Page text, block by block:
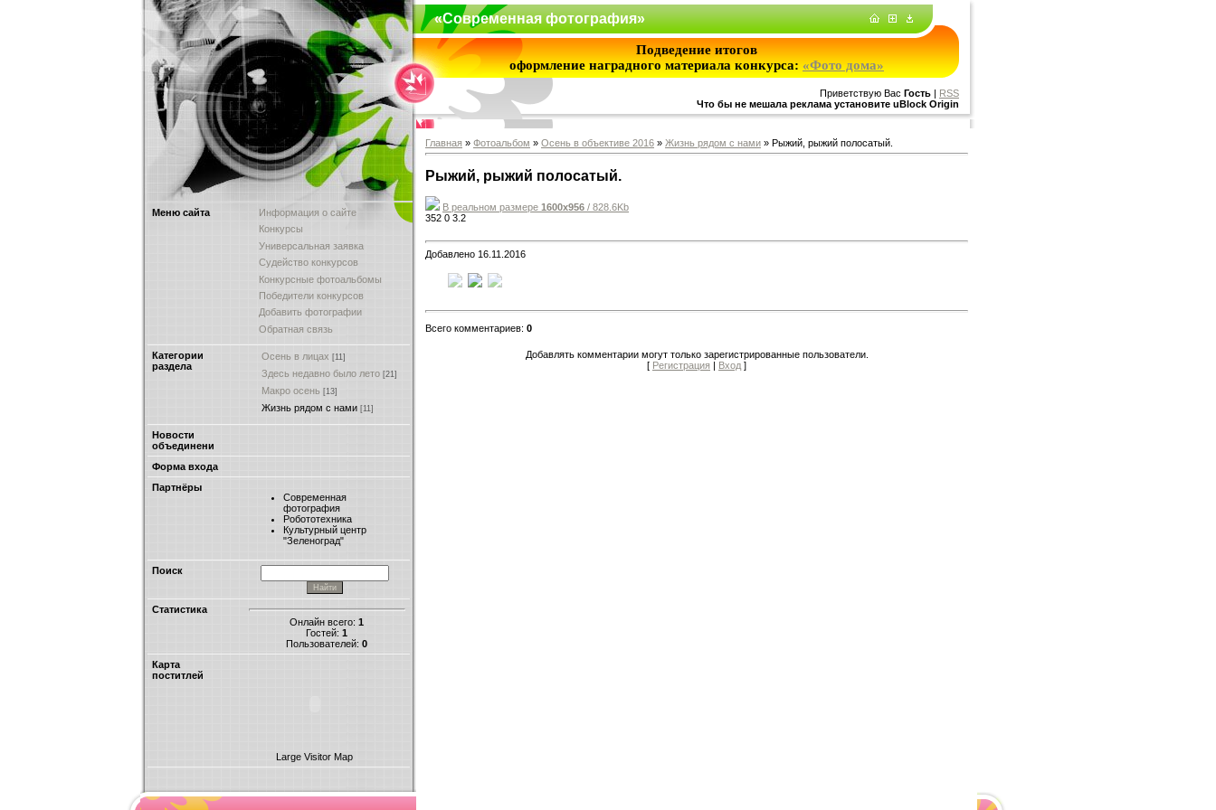
Меню сайта
Информация о сайте
Конкурсы
Универсальная заявка
Судейство конкурсов
Конкурсные фотоальбомы
Победители конкурсов
Добавить фотографии
Обратная связь
Категории
раздела
Осень в лицах [11]
Здесь недавно было лето [21]
Макро осень [13]
Жизнь рядом с нами [11]
Новости
объединени
Форма входа
Партнёры
Современная
фотография
Робототехника
Культурный центр
"Зеленоград"
Поиск
Статистика
Онлайн всего: 1
Гостей: 1
Пользователей: 0
Карта
поститлей
Large Visitor Map
«Современная фотография»
Подведение итогов
оформление наградного материала конкурса:«Фото дома»
Приветствую Вас Гость | RSS
Что бы не мешала реклама установите uBlock Origin
Главная » Фотоальбом » Осень в объективе 2016 » Жизнь рядом с нами » Рыжий, рыжий полосатый.
Рыжий, рыжий полосатый.
В реальном размере 1600x956 / 828.6Kb
352 0 3.2
Добавлено 16.11.2016
Всего комментариев: 0
Добавлять комментарии могут только зарегистрированные пользователи.
[ Регистрация | Вход ]